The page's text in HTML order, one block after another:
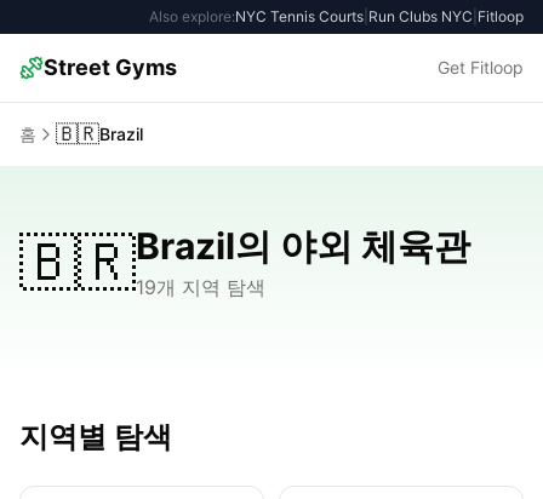
Also explore:NYC Tennis Courts Run Clubs NYC Fitloop
Street Gyms Get Fitloop
홈 🇧🇷Brazil
🇧🇷Brazil의 야외 체육관
19개 지역 탐색
지역별 탐색